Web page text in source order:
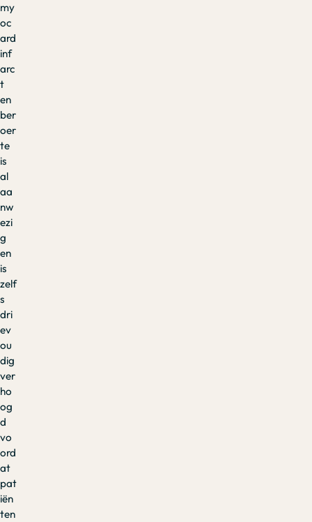
my
oc
ard
inf
arc
t
en
ber
oer
te
is
al
aa
nw
ezi
g
en
is
zelf
s
dri
ev
ou
dig
ver
ho
og
d
vo
ord
at
pat
iën
ten